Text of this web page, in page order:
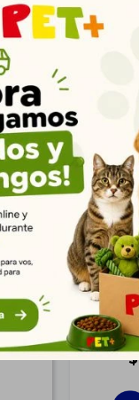
te pueden
M
Cama
$